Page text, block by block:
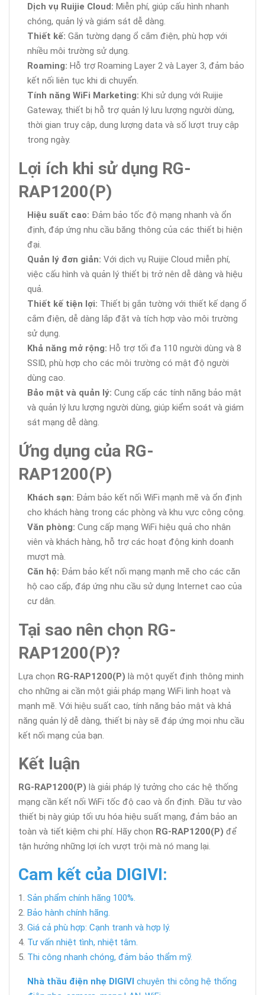
Dịch vụ Ruijie Cloud: Miễn phí, giúp cấu hình nhanh
chóng, quản lý và giám sát dễ dàng.
Thiết kế: Gắn tường dạng ổ cắm điện, phù hợp với
nhiều môi trường sử dụng.
Roaming: Hỗ trợ Roaming Layer 2 và Layer 3, đảm bảo
kết nối liên tục khi di chuyển.
Tính năng WiFi Marketing: Khi sử dụng với Ruijie
Gateway, thiết bị hỗ trợ quản lý lưu lượng người dùng,
thời gian truy cập, dung lượng data và số lượt truy cập
trong ngày.
Lợi ích khi sử dụng RG-
RAP1200(P)
Hiệu suất cao: Đảm bảo tốc độ mạng nhanh và ổn
định, đáp ứng nhu cầu băng thông của các thiết bị hiện
đại.
Quản lý đơn giản: Với dịch vụ Ruijie Cloud miễn phí,
việc cấu hình và quản lý thiết bị trở nên dễ dàng và hiệu
quả.
Thiết kế tiện lợi: Thiết bị gắn tường với thiết kế dạng ổ
cắm điện, dễ dàng lắp đặt và tích hợp vào môi trường
sử dụng.
Khả năng mở rộng: Hỗ trợ tối đa 110 người dùng và 8
SSID, phù hợp cho các môi trường có mật độ người
dùng cao.
Bảo mật và quản lý: Cung cấp các tính năng bảo mật
và quản lý lưu lượng người dùng, giúp kiểm soát và giám
sát mạng dễ dàng.
Ứng dụng của RG-
RAP1200(P)
Khách sạn: Đảm bảo kết nối WiFi mạnh mẽ và ổn định
cho khách hàng trong các phòng và khu vực công cộng.
Văn phòng: Cung cấp mạng WiFi hiệu quả cho nhân
viên và khách hàng, hỗ trợ các hoạt động kinh doanh
mượt mà.
Căn hộ: Đảm bảo kết nối mạng mạnh mẽ cho các căn
hộ cao cấp, đáp ứng nhu cầu sử dụng Internet cao của
cư dân.
Tại sao nên chọn RG-
RAP1200(P)?
Lựa chọn RG-RAP1200(P) là một quyết định thông minh
cho những ai cần một giải pháp mạng WiFi linh hoạt và
mạnh mẽ. Với hiệu suất cao, tính năng bảo mật và khả
năng quản lý dễ dàng, thiết bị này sẽ đáp ứng mọi nhu cầu
kết nối mạng của bạn.
Kết luận
RG-RAP1200(P) là giải pháp lý tưởng cho các hệ thống
mạng cần kết nối WiFi tốc độ cao và ổn định. Đầu tư vào
thiết bị này giúp tối ưu hóa hiệu suất mạng, đảm bảo an
toàn và tiết kiệm chi phí. Hãy chọn RG-RAP1200(P) để
tận hưởng những lợi ích vượt trội mà nó mang lại.
Cam kết của DIGIVI:
Sản phẩm chính hãng 100%.
Bảo hành chính hãng.
Giá cả phù hợp: Cạnh tranh và hợp lý.
Tư vấn nhiệt tình, nhiệt tâm.
Thi công nhanh chóng, đảm bảo thẩm mỹ.
Nhà thầu điện nhẹ DIGIVI chuyên thi công hệ thống